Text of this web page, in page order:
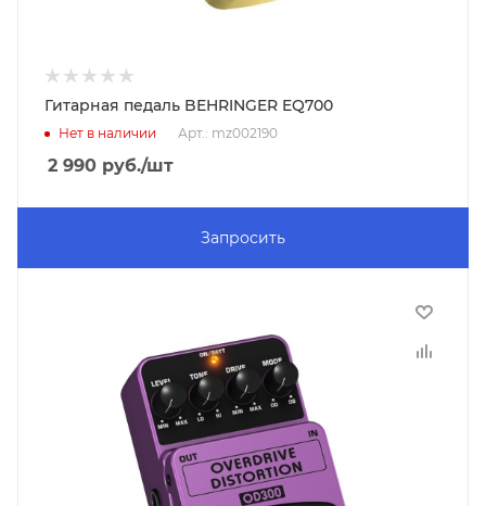
Гитарная педаль BEHRINGER EQ700
Нет в наличии Арт.: mz002190
2 990 руб./шт
Запросить